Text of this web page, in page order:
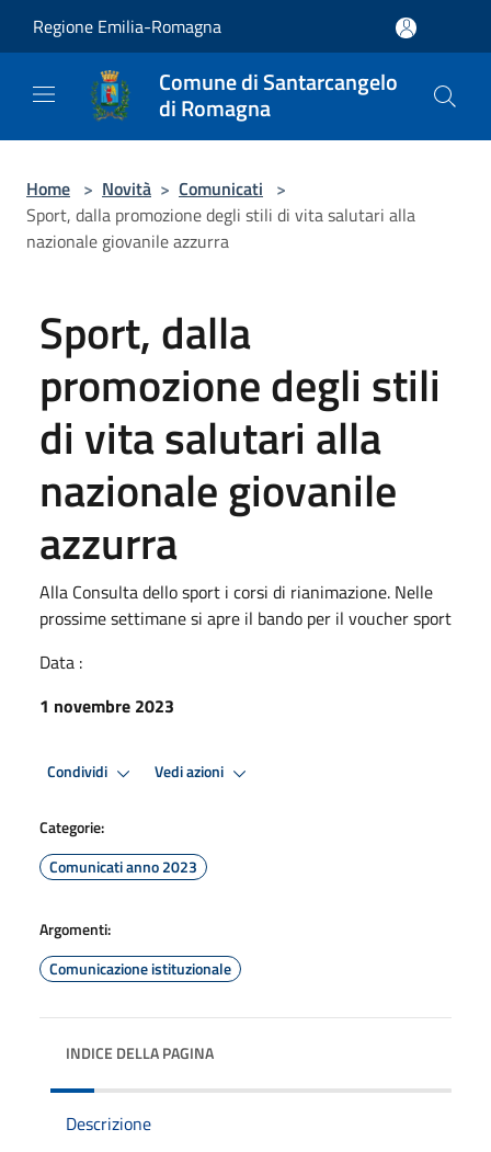
Regione Emilia-Romagna
Comune di Santarcangelo
di Romagna
Home > Novità > Comunicati >
Sport, dalla promozione degli stili di vita salutari alla
nazionale giovanile azzurra
Sport, dalla
promozione degli stili
di vita salutari alla
nazionale giovanile
azzurra
Alla Consulta dello sport i corsi di rianimazione. Nelle
prossime settimane si apre il bando per il voucher sport
Data :
1 novembre 2023
Condividi Vedi azioni
Categorie:
Comunicati anno 2023
Argomenti:
Comunicazione istituzionale
INDICE DELLA PAGINA
Descrizione